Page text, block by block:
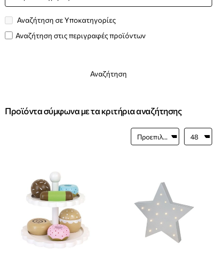
Αναζήτηση σε Υποκατηγορίες
Αναζήτηση στις περιγραφές προϊόντων
Αναζήτηση
Προϊόντα σύμφωνα με τα κριτήρια αναζήτησης